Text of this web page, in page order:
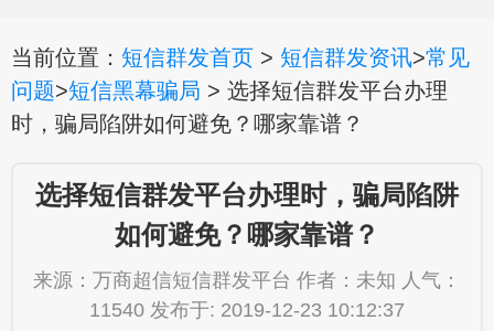
当前位置： 短信群发首页 > 短信群发资讯>常见
问题>短信黑幕骗局 > 选择短信群发平台办理
时，骗局陷阱如何避免？哪家靠谱？
选择短信群发平台办理时，骗局陷阱
如何避免？哪家靠谱？
来源：万商超信短信群发平台 作者：未知 人气：
11540 发布于: 2019-12-23 10:12:37